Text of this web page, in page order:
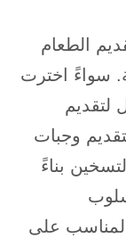
الطعام
سواءً اخترت
لتقديم
وجبات
بناءً
على